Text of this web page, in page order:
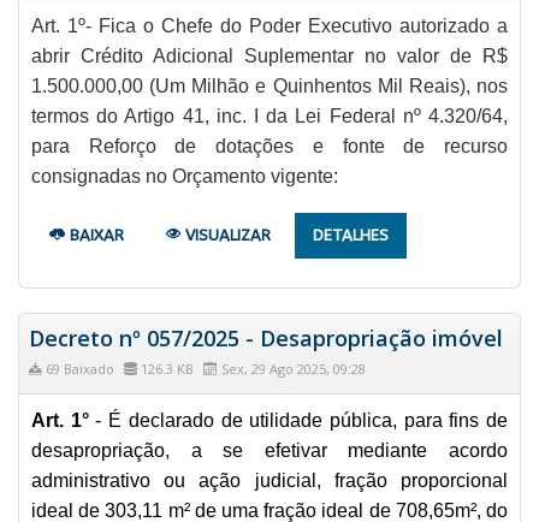
Art. 1º- Fica o Chefe do Poder Executivo autorizado a
abrir Crédito Adicional Suplementar no valor de R$
1.500.000,00 (Um Milhão e Quinhentos Mil Reais), nos
termos do Artigo 41, inc. I da Lei Federal nº 4.320/64,
para Reforço de dotações e fonte de recurso
consignadas no Orçamento vigente:
BAIXAR VISUALIZAR DETALHES
Decreto nº 057/2025 - Desapropriação imóvel
69 Baixado 126.3 KB Sex, 29 Ago 2025, 09:28
Art. 1°- É declarado de utilidade pública, para fins de
desapropriação, a se efetivar mediante acordo
administrativo ou ação judicial, fração proporcional
ideal de 303,11 m² de uma fração ideal de 708,65m², do